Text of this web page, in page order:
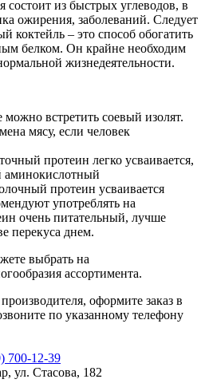
из быстрых углеводов, в
ожирения, заболеваний. Следует
коктейль – это способ обогатить
белком. Он крайне необходим
жизнедеятельности.
встретить соевый изолят.
мясу, если человек
протеин легко усваивается,
аминокислотный
протеин усваивается
употреблять на
очень питательный, лучше
перекуса днем.
выбрать на
ассортимента.
оформите заказ в
по указанному телефону
700-12-39
ул. Стасова, 182